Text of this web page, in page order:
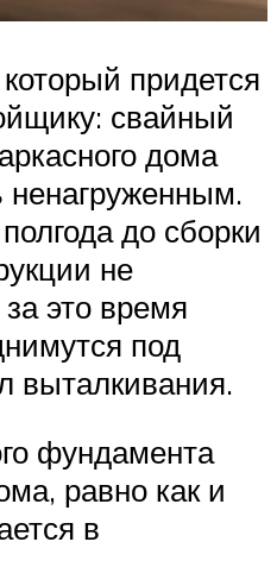
придется
свайный
дома
ненагруженным.
до сборки
не
это время
под
выталкивания.
фундамента
равно как и
в